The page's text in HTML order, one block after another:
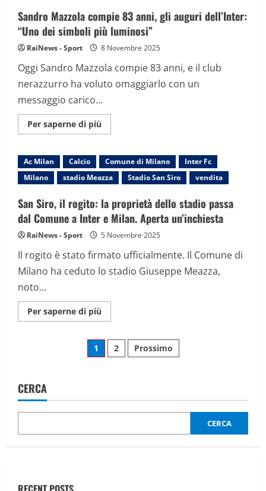
Genoa
e
dell’Inter
davanti
allo
stadio
Marassi
Sandro Mazzola compie 83 anni, gli auguri dell’Inter:
“Uno dei simboli più luminosi”
RaiNews - Sport 8 Novembre 2025
Oggi Sandro Mazzola compie 83 anni, e il club
nerazzurro ha voluto omaggiarlo con un
messaggio carico...
Per saperne di più
informazioni
Mazzola
compie
83
anni,
auguri
dell’Inter:
“Uno
dei
simboli
più
luminosi”
Ac Milan Calcio Comune di Milano
Inter Fc
Milano
stadio Meazza Stadio San Siro vendita
San Siro, il rogito: la proprietà dello stadio passa
dal Comune a Inter e Milan. Aperta un’inchiesta
RaiNews - Sport 5 Novembre 2025
Il rogito è stato firmato ufficialmente. Il Comune di
Milano ha ceduto lo stadio Giuseppe Meazza,
noto...
Per saperne di più
informazioni
Siro,
rogito:
passa
dal
Inter
Paginazione
articoli
1 2 Prossimo
CERCA
CERCA